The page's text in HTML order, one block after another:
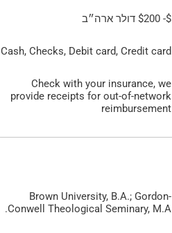
$
-
$200 דולר ארה״ב
Cash, Checks, Debit card, Credit card
Check with your insurance, we
provide receipts for out-of-network
reimbursement
Brown University, B.A.; Gordon-
Conwell Theological Seminary, M.A.